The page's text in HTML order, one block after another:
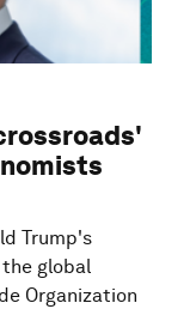
Trump's
global
Organization